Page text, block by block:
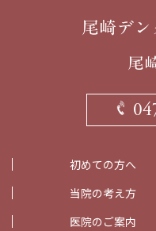
初めての方へ
当院の考え方
医院のご案内